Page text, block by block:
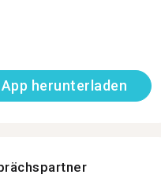
App herunterladen